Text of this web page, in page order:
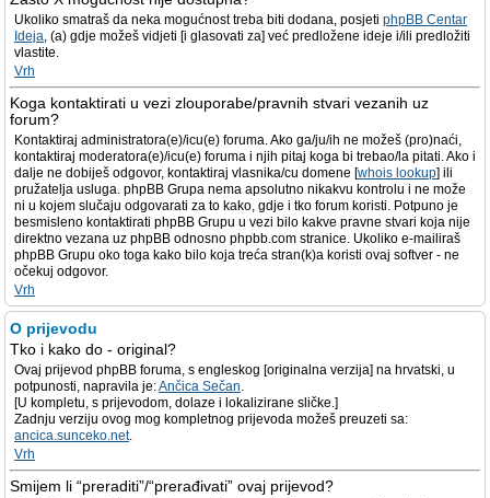
Ukoliko smatraš da neka mogućnost treba biti dodana, posjeti phpBB Centar
Ideja, (a) gdje možeš vidjeti [i glasovati za] već predložene ideje i/ili predložiti
vlastite.
Vrh
Koga kontaktirati u vezi zlouporabe/pravnih stvari vezanih uz
forum?
Kontaktiraj administratora(e)/icu(e) foruma. Ako ga/ju/ih ne možeš (pro)naći,
kontaktiraj moderatora(e)/icu(e) foruma i njih pitaj koga bi trebao/la pitati. Ako i
dalje ne dobiješ odgovor, kontaktiraj vlasnika/cu domene [whois lookup] ili
pružatelja usluga. phpBB Grupa nema apsolutno nikakvu kontrolu i ne može
ni u kojem slučaju odgovarati za to kako, gdje i tko forum koristi. Potpuno je
besmisleno kontaktirati phpBB Grupu u vezi bilo kakve pravne stvari koja nije
direktno vezana uz phpBB odnosno phpbb.com stranice. Ukoliko e-mailiraš
phpBB Grupu oko toga kako bilo koja treća stran(k)a koristi ovaj softver - ne
očekuj odgovor.
Vrh
O prijevodu
Tko i kako do - original?
Ovaj prijevod phpBB foruma, s engleskog [originalna verzija] na hrvatski, u
potpunosti, napravila je:Ančica Sečan.
[U kompletu, s prijevodom, dolaze i lokalizirane sličke.]
Zadnju verziju ovog mog kompletnog prijevoda možeš preuzeti sa:
ancica.sunceko.net.
Vrh
Smijem li “preraditi”/“prerađivati” ovaj prijevod?